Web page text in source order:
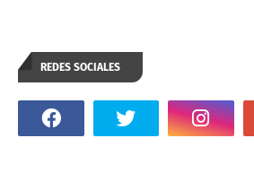
REDES SOCIALES